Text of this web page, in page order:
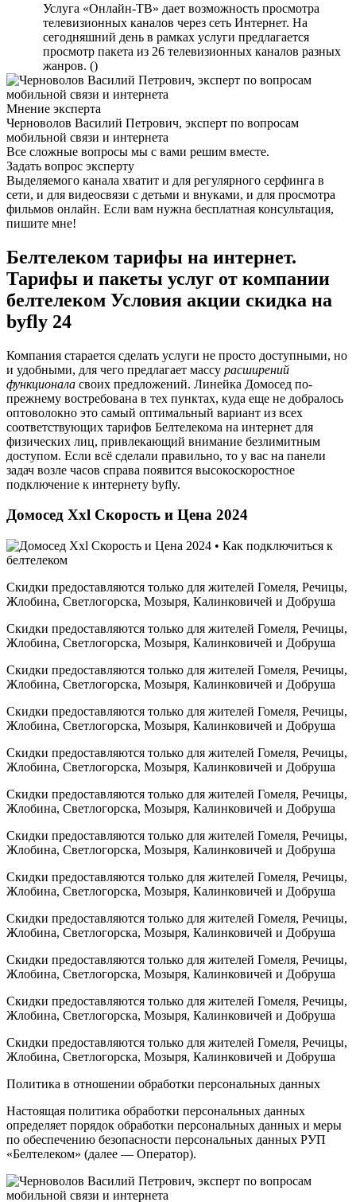
Услуга «Онлайн-ТВ» дает возможность просмотра
телевизионных каналов через сеть Интернет. На
сегодняшний день в рамках услуги предлагается
просмотр пакета из 26 телевизионных каналов разных
жанров. ()
Мнение эксперта
Черноволов Василий Петрович, эксперт по вопросам
мобильной связи и интернета
Все сложные вопросы мы с вами решим вместе.
Задать вопрос эксперту
Выделяемого канала хватит и для регулярного серфинга в
сети, и для видеосвязи с детьми и внуками, и для просмотра
фильмов онлайн. Если вам нужна бесплатная консультация,
пишите мне!
Белтелеком тарифы на интернет.
Тарифы и пакеты услуг от компании
белтелеком Условия акции скидка на
byfly 24
Компания старается сделать услуги не просто доступными, но
и удобными, для чего предлагает массу расширений
функционала своих предложений. Линейка Домосед по-
прежнему востребована в тех пунктах, куда еще не добралось
оптоволокно это самый оптимальный вариант из всех
соответствующих тарифов Белтелекома на интернет для
физических лиц, привлекающий внимание безлимитным
доступом. Если всё сделали правильно, то у вас на панели
задач возле часов справа появится высокоскоростное
подключение к интернету byfly.
Домосед Xxl Скорость и Цена 2024
Скидки предоставляются только для жителей Гомеля, Речицы,
Жлобина, Светлогорска, Мозыря, Калинковичей и Добруша
Скидки предоставляются только для жителей Гомеля, Речицы,
Жлобина, Светлогорска, Мозыря, Калинковичей и Добруша
Скидки предоставляются только для жителей Гомеля, Речицы,
Жлобина, Светлогорска, Мозыря, Калинковичей и Добруша
Скидки предоставляются только для жителей Гомеля, Речицы,
Жлобина, Светлогорска, Мозыря, Калинковичей и Добруша
Скидки предоставляются только для жителей Гомеля, Речицы,
Жлобина, Светлогорска, Мозыря, Калинковичей и Добруша
Скидки предоставляются только для жителей Гомеля, Речицы,
Жлобина, Светлогорска, Мозыря, Калинковичей и Добруша
Скидки предоставляются только для жителей Гомеля, Речицы,
Жлобина, Светлогорска, Мозыря, Калинковичей и Добруша
Скидки предоставляются только для жителей Гомеля, Речицы,
Жлобина, Светлогорска, Мозыря, Калинковичей и Добруша
Скидки предоставляются только для жителей Гомеля, Речицы,
Жлобина, Светлогорска, Мозыря, Калинковичей и Добруша
Скидки предоставляются только для жителей Гомеля, Речицы,
Жлобина, Светлогорска, Мозыря, Калинковичей и Добруша
Скидки предоставляются только для жителей Гомеля, Речицы,
Жлобина, Светлогорска, Мозыря, Калинковичей и Добруша
Скидки предоставляются только для жителей Гомеля, Речицы,
Жлобина, Светлогорска, Мозыря, Калинковичей и Добруша
Политика в отношении обработки персональных данных
Настоящая политика обработки персональных данных
определяет порядок обработки персональных данных и меры
по обеспечению безопасности персональных данных РУП
«Белтелеком» (далее — Оператор).